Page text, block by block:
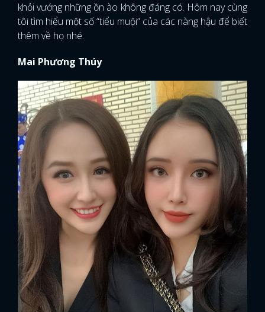
khỏi vướng những ồn ào không đáng có. Hôm nay cùng
tôi tìm hiểu một số “tiểu muội” của các nàng hậu để biết
thêm về họ nhé.
Mai Phương Thúy